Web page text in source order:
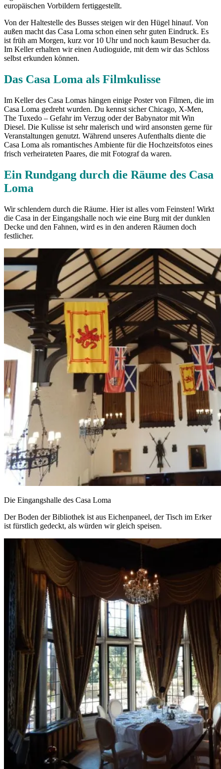
europäischen Vorbildern fertiggestellt.
Von der Haltestelle des Busses steigen wir den Hügel hinauf. Von
außen macht das Casa Loma schon einen sehr guten Eindruck. Es
ist früh am Morgen, kurz vor 10 Uhr und noch kaum Besucher da.
Im Keller erhalten wir einen Audioguide, mit dem wir das Schloss
selbst erkunden können.
Das Casa Loma als Filmkulisse
Im Keller des Casa Lomas hängen einige Poster von Filmen, die im
Casa Loma gedreht wurden. Du kennst sicher Chicago, X-Men,
The Tuxedo – Gefahr im Verzug oder der Babynator mit Win
Diesel. Die Kulisse ist sehr malerisch und wird ansonsten gerne für
Veranstaltungen genutzt. Während unseres Aufenthalts diente die
Casa Loma als romantisches Ambiente für die Hochzeitsfotos eines
frisch verheirateten Paares, die mit Fotograf da waren.
Ein Rundgang durch die Räume des Casa
Loma
Wir schlendern durch die Räume. Hier ist alles vom Feinsten! Wirkt
die Casa in der Eingangshalle noch wie eine Burg mit der dunklen
Decke und den Fahnen, wird es in den anderen Räumen doch
festlicher.
Die Eingangshalle des Casa Loma
Der Boden der Bibliothek ist aus Eichenpaneel, der Tisch im Erker
ist fürstlich gedeckt, als würden wir gleich speisen.